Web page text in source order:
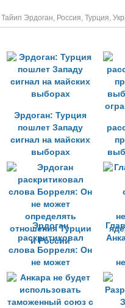
Эрдоган, Россия, Турция,
Эрдоган: Турция
пошлет Западу
сигнал на майских
выборах
Эрдоган
раскритиковал
слова Борреля: Он
не может
определять
отношения Турции
и России